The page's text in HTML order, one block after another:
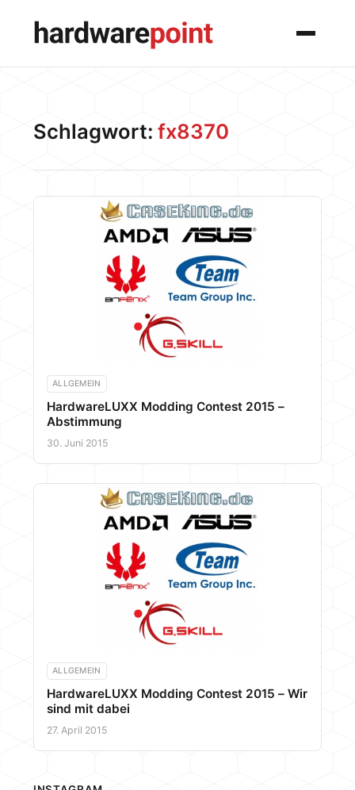
Menü
Schlagwort: fx8370
ALLGEMEIN
HardwareLUXX Modding Contest 2015 –
Abstimmung
30. Juni 2015
ALLGEMEIN
HardwareLUXX Modding Contest 2015 – Wir
sind mit dabei
27. April 2015